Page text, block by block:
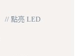
// 點亮 LED